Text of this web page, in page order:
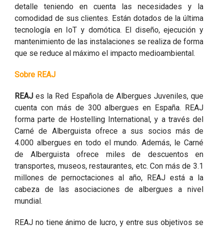
detalle teniendo en cuenta las necesidades y la
comodidad de sus clientes. Están dotados de la última
tecnología en IoT y domótica. El diseño, ejecución y
mantenimiento de las instalaciones se realiza de forma
que se reduce al máximo el impacto medioambiental.
Sobre REAJ
REAJ es la Red Española de Albergues Juveniles, que
cuenta con más de 300 albergues en España. REAJ
forma parte de Hostelling International, y a través del
Carné de Alberguista ofrece a sus socios más de
4.000 albergues en todo el mundo. Además, le Carné
de Alberguista ofrece miles de descuentos en
transportes, museos, restaurantes, etc. Con más de 3.1
millones de pernoctaciones al año, REAJ está a la
cabeza de las asociaciones de albergues a nivel
mundial.
REAJ no tiene ánimo de lucro, y entre sus objetivos se